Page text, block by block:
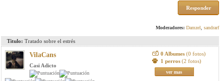
Responder
Moderadores: Damzel sandrarf
Titulo: Tratado sobre el estrés
VilaCans
Casi Adicto
0 Albumes (0 fotos)
1 perros (2 fotos)
ver mas